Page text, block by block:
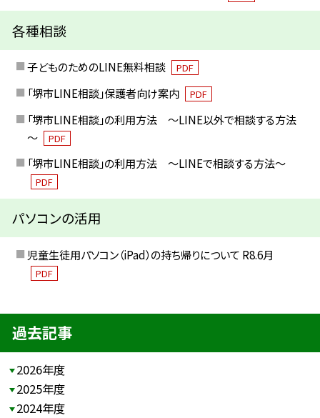
各種相談
子どものためのLINE無料相談 PDF
「堺市LINE相談」保護者向け案内 PDF
「堺市LINE相談」の利用方法 ～LINE以外で相談する方法
～
PDF
「堺市LINE相談」の利用方法 ～LINEで相談する方法～
PDF
パソコンの活用
児童生徒用パソコン（iPad）の持ち帰りについて R8.6月
PDF
過去記事
2026年度
2025年度
2024年度